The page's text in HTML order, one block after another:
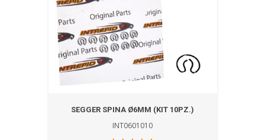
SEGGER SPINA Ø6MM (KIT 10PZ.)
INT0601010